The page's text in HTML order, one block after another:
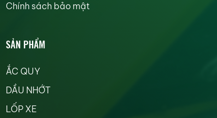
Chính sách bảo mật
SẢN PHẨM
ẮC QUY
DẦU NHỚT
LỐP XE